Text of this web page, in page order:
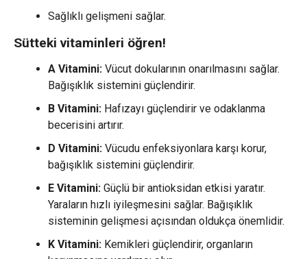
Sağlıklı gelişmeni sağlar.
Sütteki vitaminleri öğren!
A Vitamini: Vücut dokularının onarılmasını sağlar.
Bağışıklık sistemini güçlendirir.
B Vitamini: Hafızayı güçlendirir ve odaklanma
becerisini artırır.
D Vitamini: Vücudu enfeksiyonlara karşı korur,
bağışıklık sistemini güçlendirir.
E Vitamini: Güçlü bir antioksidan etkisi yaratır.
Yaraların hızlı iyileşmesini sağlar. Bağışıklık
sisteminin gelişmesi açısından oldukça önemlidir.
K Vitamini: Kemikleri güçlendirir, organların